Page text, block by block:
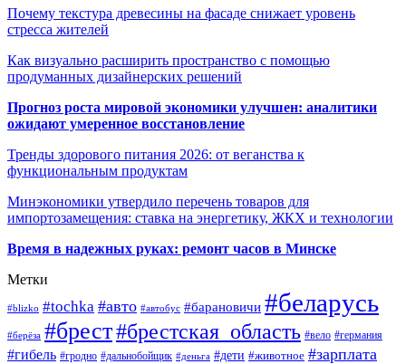
Почему текстура древесины на фасаде снижает уровень
стресса жителей
Как визуально расширить пространство с помощью
продуманных дизайнерских решений
Прогноз роста мировой экономики улучшен: аналитики
ожидают умеренное восстановление
Тренды здорового питания 2026: от веганства к
функциональным продуктам
Минэкономики утвердило перечень товаров для
импортозамещения: ставка на энергетику, ЖКХ и технологии
Время в надежных руках: ремонт часов в Минске
Метки
#blizko #tochka #авто #автобус #барановичи #беларусь
#берёза #брест#брестская_область #вело #германия
#гибель #гродно #дальнобойщик #деньга #дети #животное #зарплата